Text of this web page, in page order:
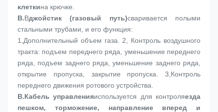
клеткина крючке.
В.Вджойстик (газовый путь)сваривается полыми
стальными трубами, и его функция:
1, Дополнительный объем газа. 2, Контроль воздушного
тракта: подъем переднего ряда, уменьшение переднего
ряда, подъем заднего ряда, уменьшение заднего ряда,
открытие пропуска, закрытие пропуска. 3,Контроль
переднего движения ротового устройства.
В.Кабель управленияиспользуется для контроляезда
пешком, торможение, направление вперед и